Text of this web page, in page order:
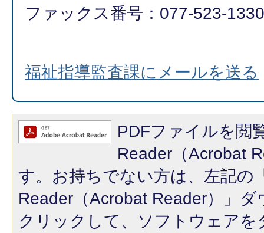
ファックス番号：077-523-1330
福祉指導監査課にメールを送る
PDFファイルを閲
Reader（Acrobat
す。お持ちでない方は、左記の
Reader（Acrobat Reader）」
クリックして、ソフトウェア